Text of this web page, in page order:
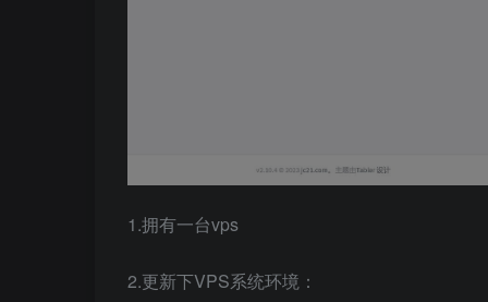
1.拥有一台vps
2.更新下VPS系统环境：